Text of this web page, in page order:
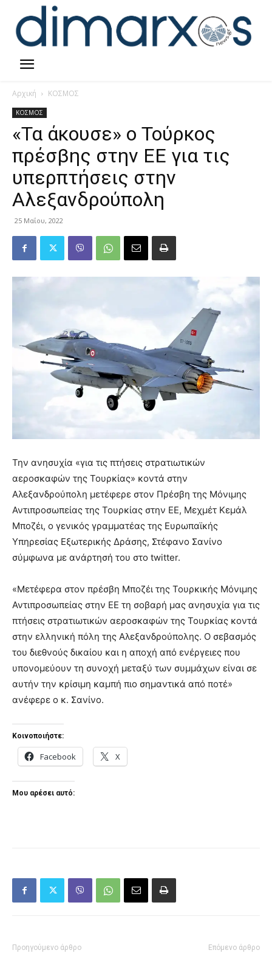
Αρχική ΚΟΣΜΟΣ
ΚΟΣΜΟΣ
«Τα άκουσε» ο Τούρκος
πρέσβης στην ΕΕ για τις
υπερπτήσεις στην
Αλεξανδρούπολη
25 Μαΐου, 2022
Την ανησυχία «για τις πτήσεις στρατιωτικών
αεροσκαφών της Τουρκίας» κοντά στην
Αλεξανδρούπολη μετέφερε στον Πρέσβη της Μόνιμης
Αντιπροσωπείας της Τουρκίας στην ΕΕ, Μεχμέτ Κεμάλ
Μποζέι, ο γενικός γραμματέας της Ευρωπαϊκής
Υπηρεσίας Εξωτερικής Δράσης, Στέφανο Σανίνο
σύμφωνα με ανάρτησή του στο twitter.
«Μετέφερα στον πρέσβη Μποζέι της Τουρκικής Μόνιμης
Αντιπροσωπείας στην ΕΕ τη σοβαρή μας ανησυχία για τις
πτήσεις στρατιωτικών αεροσκαφών της Τουρκίας κοντά
στην ελληνική πόλη της Αλεξανδρούπολης. Ο σεβασμός
του διεθνούς δικαίου και η αποχή από ενέργειες που
υπονομεύουν τη συνοχή μεταξύ των συμμάχων είναι σε
αυτήν την κρίσιμη καμπή πιο σημαντικά από ποτέ»
ανέφερε ο κ. Σανίνο.
Κοινοποιήστε:
Facebook X
Μου αρέσει αυτό:
Προηγούμενο άρθρο Επόμενο άρθρο